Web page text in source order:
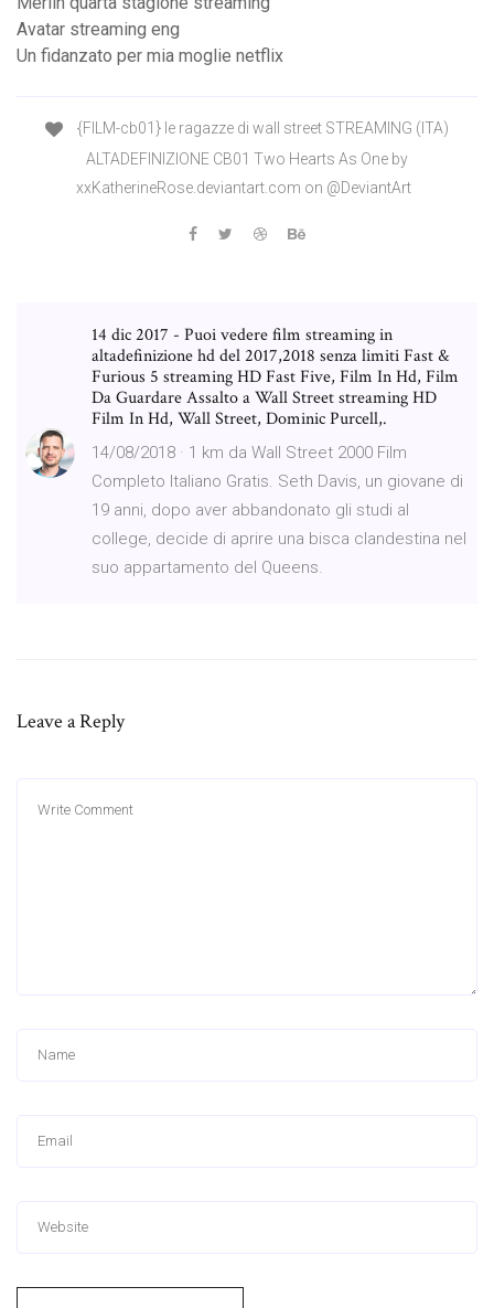
Avatar streaming eng
Un fidanzato per mia moglie netflix
{FILM-cb01} le ragazze di wall street STREAMING (ITA)
ALTADEFINIZIONE CB01 Two Hearts As One by
xxKatherineRose.deviantart.com on @DeviantArt
14 dic 2017 - Puoi vedere film streaming in
altadefinizione hd del 2017,2018 senza limiti Fast &
Furious 5 streaming HD Fast Five, Film In Hd, Film
Da Guardare Assalto a Wall Street streaming HD
Film In Hd, Wall Street, Dominic Purcell,.
14/08/2018 · 1 km da Wall Street 2000 Film
Completo Italiano Gratis. Seth Davis, un giovane di
19 anni, dopo aver abbandonato gli studi al
college, decide di aprire una bisca clandestina nel
suo appartamento del Queens.
Leave a Reply